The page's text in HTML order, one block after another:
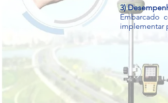
3)
Embarcado
implementar